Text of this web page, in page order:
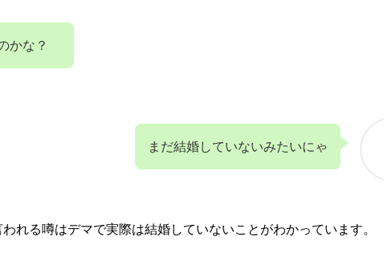
かな？
まだ結婚していないみたいにゃ
れる噂はデマで実際は結婚していないことがわかっています。